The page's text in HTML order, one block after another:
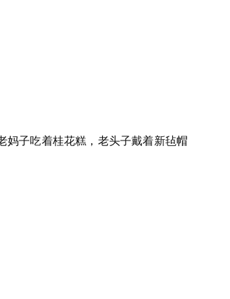
妈子吃着桂花糕，老头子戴着新毡帽